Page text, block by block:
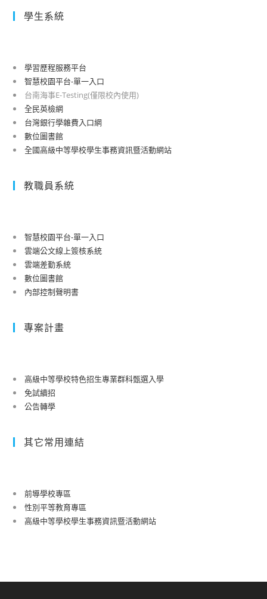
學生系統
學習歷程服務平台
智慧校園平台-單一入口
台南海事E-Testing(僅限校內使用)
全民英檢網
台灣銀行學雜費入口網
數位圖書館
全國高級中等學校學生事務資訊暨活動網站
教職員系統
智慧校園平台-單一入口
雲端公文線上簽核系統
雲端差勤系統
數位圖書館
內部控制聲明書
專案計畫
高級中等學校特色招生專業群科甄選入學
免試續招
公告轉學
其它常用連結
前導學校專區
性別平等教育專區
高級中等學校學生事務資訊暨活動網站